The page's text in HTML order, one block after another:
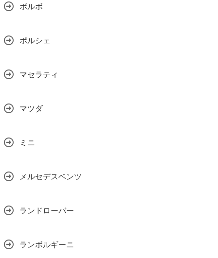
ボルボ
ポルシェ
マセラティ
マツダ
ミニ
メルセデスベンツ
ランドローバー
ランボルギーニ